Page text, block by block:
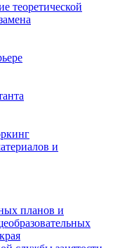
теоретической
и
планов и